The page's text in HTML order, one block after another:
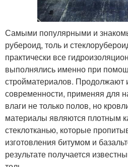
Самыми популярными и
рубероид, толь и
практически все
выполнялись именно при
стройматериалов. Продолжают
современности, применяя для
влаги не только полов, но
материалы являются плотным
стеклотканью, которые
изготовления битумом и
результате получается